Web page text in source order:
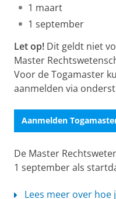
1 maart
1 september
Let op! Dit geldt niet
Master
Voor de Togamaster
aanmelden via
Aanmelden
De Master
1 september als
Lees meer over